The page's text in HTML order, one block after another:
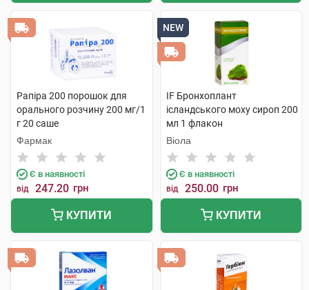
Рaпіра 200 порошок для
орального розчину 200 мг/1
г 20 саше
Фармак
Є в наявності
від 247.20 грн
КУПИТИ
NEW
IF Бронхоплант
ісландського моху сироп 200
мл 1 флакон
Віола
Є в наявності
від 250.00 грн
КУПИТИ